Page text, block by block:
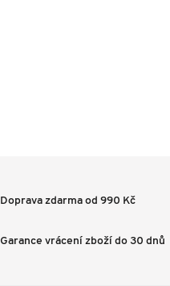
Doprava zdarma od 990 Kč
Garance vrácení zboží do 30 dnů